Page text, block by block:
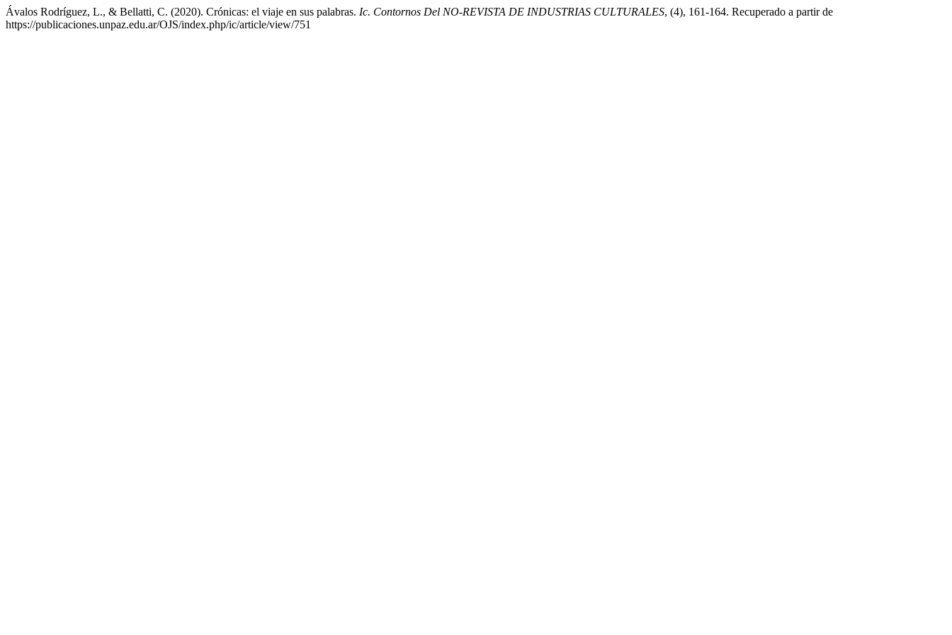
Ávalos Rodríguez, L., & Bellatti, C. (2020). Crónicas: el viaje en sus palabras. Ic. Contornos Del NO-REVISTA DE INDUSTRIAS CULTURALES, (4), 161-164. Recuperado a partir de
https://publicaciones.unpaz.edu.ar/OJS/index.php/ic/article/view/751